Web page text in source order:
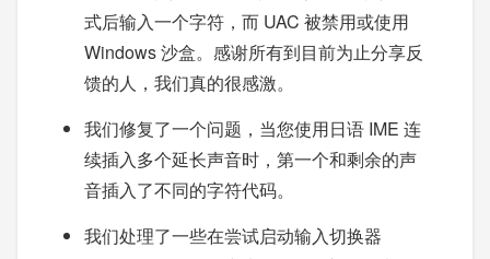
式后输入一个字符，而 UAC 被禁用或使用
Windows 沙盒。感谢所有到目前为止分享反
馈的人，我们真的很感激。
我们修复了一个问题，当您使用日语 IME 连
续插入多个延长声音时，第一个和剩余的声
音插入了不同的字符代码。
我们处理了一些在尝试启动输入切换器